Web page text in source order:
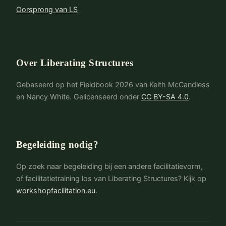
Impromptu Netwerken
Kritieke Onzekerheden
Min Specs
Ontdekking en Actiedialoog
Oorsprong van LS
Over Liberating Structures
Gebaseerd op het Fieldbook 2026 van Keith McCandless
en Nancy White. Gelicenseerd onder CC BY-SA 4.0.
Begeleiding nodig?
Op zoek naar begeleiding bij een andere facilitatievorm,
of facilitatietraining los van Liberating Structures? Kijk op
workshopfacilitation.eu.